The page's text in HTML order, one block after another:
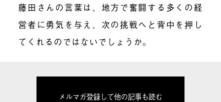
藤田さんの言葉は、地方で奮闘する多くの経
営者に勇気を与え、次の挑戦へと背中を押し
てくれるのではないでしょうか。
メルマガ登録して他の記事も読む